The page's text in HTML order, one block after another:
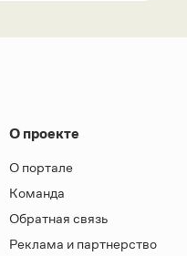
О проекте
О портале
Команда
Обратная связь
Реклама и партнерство